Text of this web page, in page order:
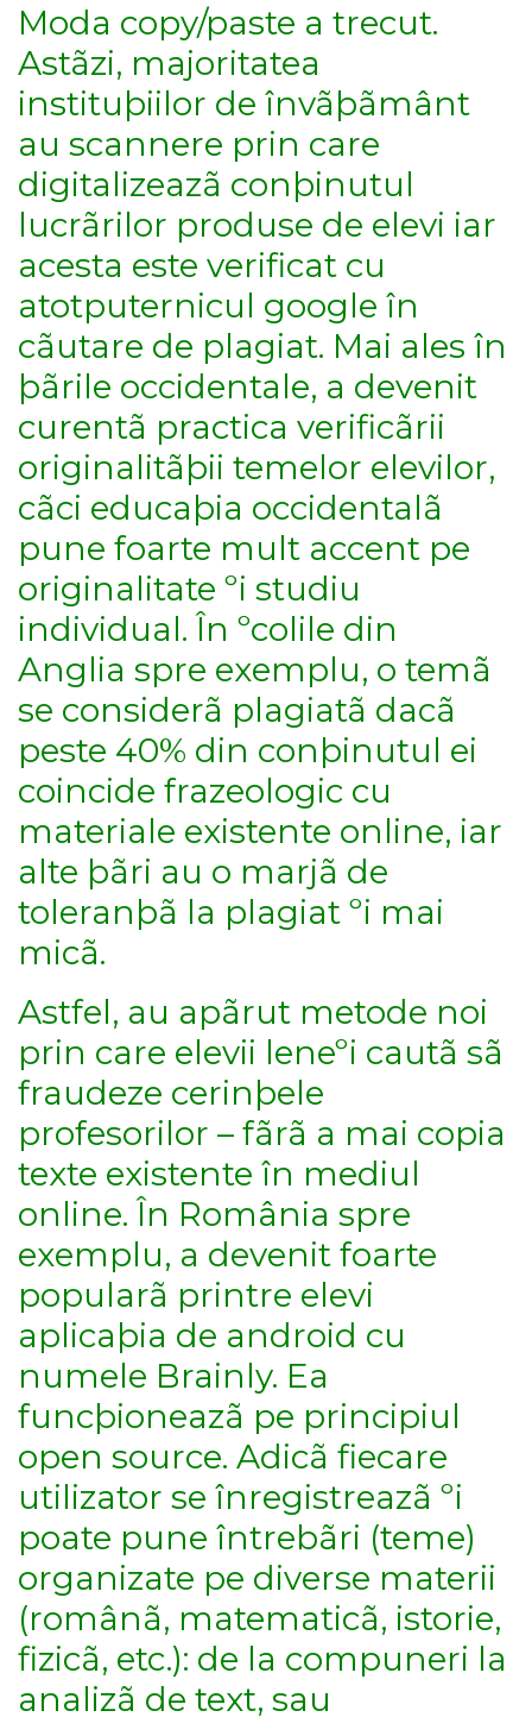
Moda copy/paste a trecut.
Astãzi, majoritatea
instituþiilor de învãþãmânt
au scannere prin care
digitalizeazã conþinutul
lucrãrilor produse de elevi iar
acesta este verificat cu
atotputernicul google în
cãutare de plagiat. Mai ales în
þãrile occidentale, a devenit
curentã practica verificãrii
originalitãþii temelor elevilor,
cãci educaþia occidentalã
pune foarte mult accent pe
originalitate ºi studiu
individual. În ºcolile din
Anglia spre exemplu, o temã
se considerã plagiatã dacã
peste 40% din conþinutul ei
coincide frazeologic cu
materiale existente online, iar
alte þãri au o marjã de
toleranþã la plagiat ºi mai
micã.
Astfel, au apãrut metode noi
prin care elevii leneºi cautã sã
fraudeze cerinþele
profesorilor – fãrã a mai copia
texte existente în mediul
online. În România spre
exemplu, a devenit foarte
popularã printre elevi
aplicaþia de android cu
numele Brainly. Ea
funcþioneazã pe principiul
open source. Adicã fiecare
utilizator se înregistreazã ºi
poate pune întrebãri (teme)
organizate pe diverse materii
(românã, matematicã, istorie,
fizicã, etc.): de la compuneri la
analizã de text, sau